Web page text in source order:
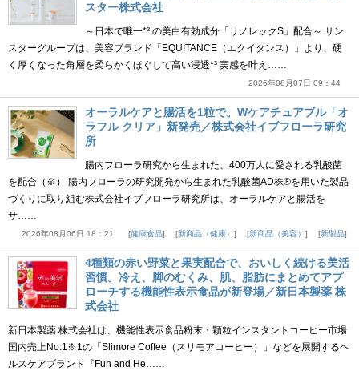
スター株式会社
～日本で唯一*² の美白有効成分「リノレックS」配合～ サン
スターグループは、美容ブランド「EQUITANCE（エクイタンス）」より、硬
く厚くなった角層を柔らかくほぐして高い浸透*³ 実感を叶え……
2026年08月07日 09：44
オーラルケアと腸活を1粒で。Wケアチュアブル「オ
ラフル クリア」新発売／株式会社イブフローラ研究
所
腸内フローラ研究から生まれた、400万人に愛される乳酸菌
を配合（※） 腸内フローラの研究開発から生まれた乳酸菌AD株®を用いた製品
づくりに取り組む株式会社イブフローラ研究所は、オーラルケアと腸活を
サ……
2026年08月06日 18：21 健康食品 新商品（健康） 新商品（美容） 新製品
4種類の赤い野菜と果実配合で、おいしく続ける美活
習慣。冷え、脚のむくみ、肌、脂肪にまとめてアプ
ローチする機能性表示食品が新登場／新日本製薬 株
式会社
新日本製薬 株式会社は、機能性表示食品粉末・顆粒インスタントコーヒー市場
国内売上No.1※1の「Slimore Coffee（スリモアコーヒー）」などを展開するヘ
ルスケアブランド『Fun and He……